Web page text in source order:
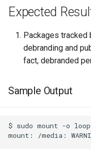
Expected
Packages tracked
debranding and
fact, debranded
Sample Output
$ sudo mount -o loop
mount:
/media: